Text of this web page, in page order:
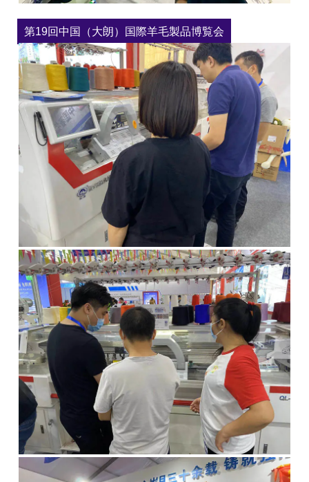
第19回中国（大朗）国際羊毛製品博覧会